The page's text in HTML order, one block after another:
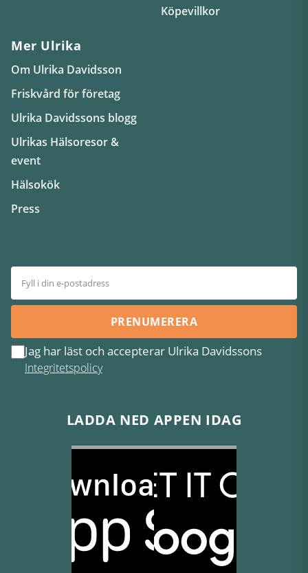
Köpevillkor
Mer Ulrika
Om Ulrika Davidsson
Friskvård för företag
Ulrika Davidssons blogg
Ulrikas Hälsoresor &
event
Hälsokök
Press
PRENUMERERA
Jag har läst och accepterar Ulrika Davidssons
Integritetspolicy
LADDA NED APPEN IDAG